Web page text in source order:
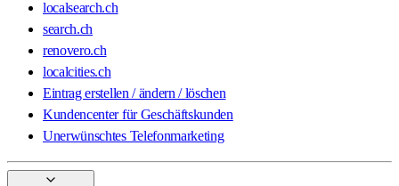
localsearch.ch
search.ch
renovero.ch
localcities.ch
Eintrag erstellen / ändern / löschen
Kundencenter für Geschäftskunden
Unerwünschtes Telefonmarketing